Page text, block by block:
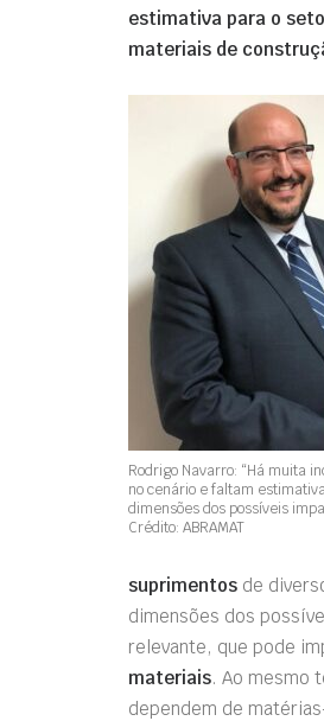
estimativa para o
materiais de
Rodrigo Navarro: “Há muita
no cenário e faltam
dimensões dos possíveis
Crédito: ABRAMAT
suprimentos de
dimensões dos
relevante, que pode
materiais. Ao mesmo
dependem de